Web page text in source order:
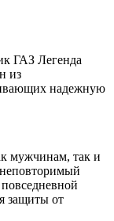
ГАЗ Легенда
из
надежную
мужчинам, так и
защиты от